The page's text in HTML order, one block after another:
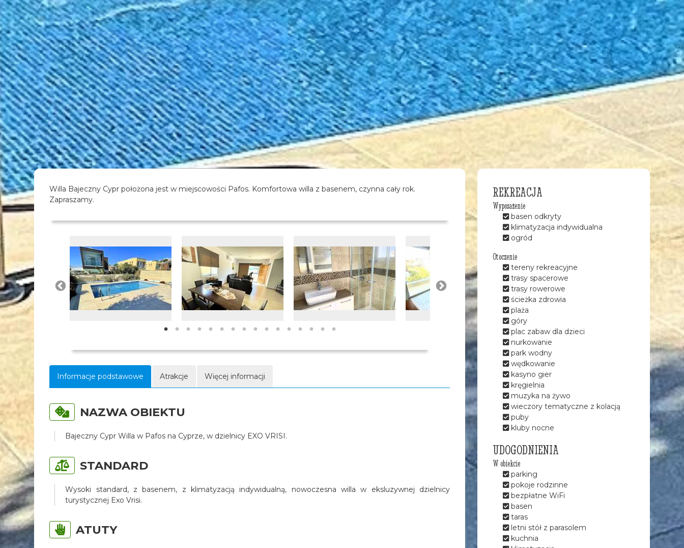
Willa Bajeczny Cypr położona jest w miejscowości Pafos. Komfortowa willa z basenem, czynna cały rok.
Zapraszamy.
Informacje podstawowe Atrakcje Więcej informacji
NAZWA OBIEKTU
Bajeczny Cypr Willa w Pafos na Cyprze, w dzielnicy EXO VRISI.
STANDARD
Wysoki standard, z basenem, z klimatyzacją indywidualną, nowoczesna willa w eksluzywnej dzielnicy
turystycznej Exo Vrisi.
ATUTY
REKREACJA
Wyposażenie
basen odkryty
klimatyzacja indywidualna
ogród
Otoczenie
tereny rekreacyjne
trasy spacerowe
trasy rowerowe
ścieżka zdrowia
plaża
góry
plac zabaw dla dzieci
nurkowanie
park wodny
wędkowanie
kasyno gier
kręgielnia
muzyka na żywo
wieczory tematyczne z kolacją
puby
kluby nocne
UDOGODNIENIA
W obiekcie
parking
pokoje rodzinne
bezpłatne WiFi
basen
taras
letni stół z parasolem
kuchnia